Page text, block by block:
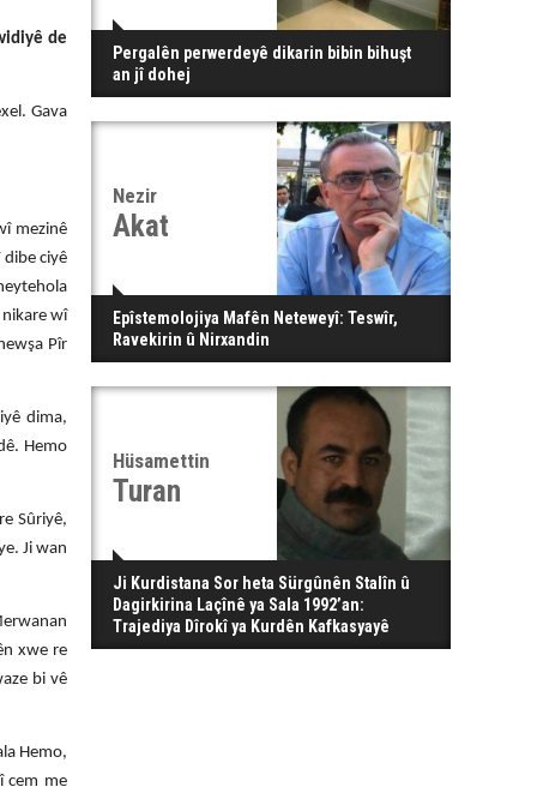
de
Gava
mezinê
ciyê
wî
Pîr
dima,
Hemo
Sûriyê,
Ji wan
xwe re
bi vê
Hemo,
cem me
Pergalên perwerdeyê dikarin bibin bihuşt
an jî dohej
Nezir
Akat
Epîstemolojiya Mafên Neteweyî: Teswîr,
Ravekirin û Nirxandin
Hüsamettin
Turan
Ji Kurdistana Sor heta Sürgûnên Stalîn û
Dagirkirina Laçînê ya Sala 1992’an:
Trajediya Dîrokî ya Kurdên Kafkasyayê